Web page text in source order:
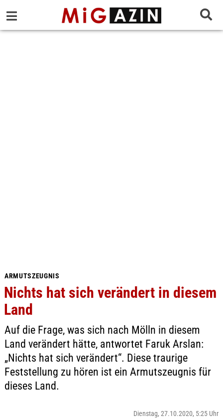
ARMUTSZEUGNIS
Nichts hat sich verändert in diesem
Land
Auf die Frage, was sich nach Mölln in diesem
Land verändert hätte, antwortet Faruk Arslan:
„Nichts hat sich verändert“. Diese traurige
Feststellung zu hören ist ein Armutszeugnis für
dieses Land.
Dienstag, 27.10.2020, 5:25 Uhr